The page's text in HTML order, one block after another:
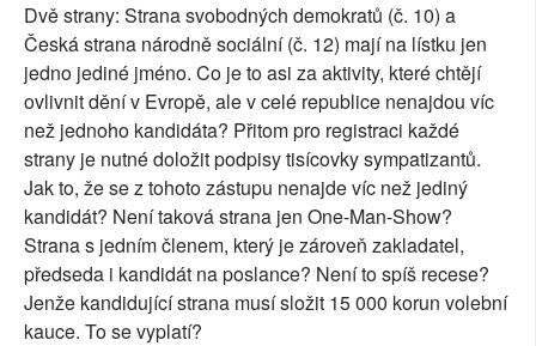
Dvě strany: Strana svobodných demokratů (č. 10) a
Česká strana národně sociální (č. 12) mají na lístku jen
jedno jediné jméno. Co je to asi za aktivity, které chtějí
ovlivnit dění v Evropě, ale v celé republice nenajdou víc
než jednoho kandidáta? Přitom pro registraci každé
strany je nutné doložit podpisy tisícovky sympatizantů.
Jak to, že se z tohoto zástupu nenajde víc než jediný
kandidát? Není taková strana jen One-Man-Show?
Strana s jedním členem, který je zároveň zakladatel,
předseda i kandidát na poslance? Není to spíš recese?
Jenže kandidující strana musí složit 15 000 korun volební
kauce. To se vyplatí?